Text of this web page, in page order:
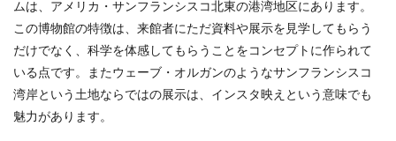
ムは、アメリカ・サンフランシスコ北東の港湾地区にあります。
この博物館の特徴は、来館者にただ資料や展示を見学してもらう
だけでなく、科学を体感してもらうことをコンセプトに作られて
いる点です。またウェーブ・オルガンのようなサンフランシスコ
湾岸という土地ならではの展示は、インスタ映えという意味でも
魅力があります。